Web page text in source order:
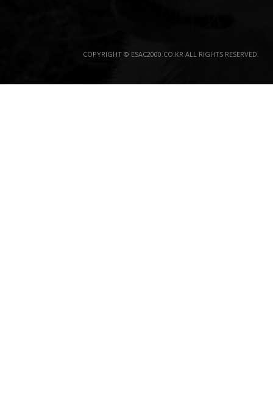
COPYRIGHT © ESAC2000.CO.KR ALL RIGHTS RESERVED.